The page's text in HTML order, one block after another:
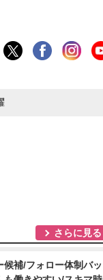
さらに見る
候補/フォロー体制バッ